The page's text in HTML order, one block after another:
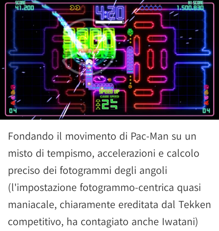
Fondando il movimento di Pac-Man su un
misto di tempismo, accelerazioni e calcolo
preciso dei fotogrammi degli angoli
(l'impostazione fotogrammo-centrica quasi
maniacale, chiaramente ereditata dal Tekken
competitivo, ha contagiato anche Iwatani)